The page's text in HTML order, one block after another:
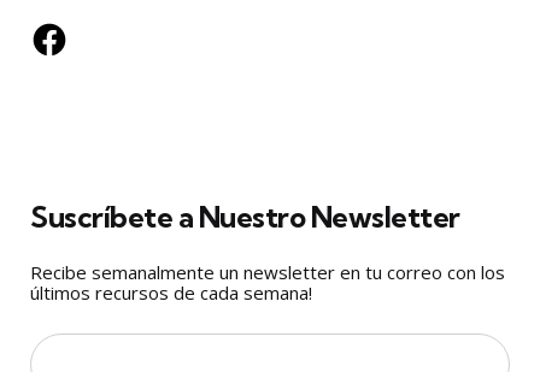
Facebook
Suscríbete a Nuestro Newsletter
Recibe semanalmente un newsletter en tu correo con los
últimos recursos de cada semana!